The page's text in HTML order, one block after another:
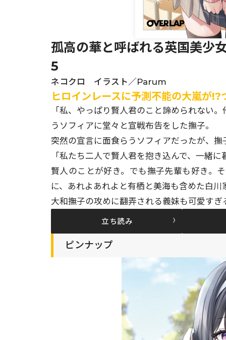
孤高の華と呼ばれる英国美少
5
ネコクロ イラスト／Parum
ヒロインレースに予測不能の大嵐が!?
「私、やっぱり賢人君のこと諦められない
うソフィアに堂々と宣戦布告をした撫子。
突然の宣言に面食らうソフィアだったが、
「私たち二人で賢人君を抱き込んで、一緒
賢人のことが好き。でも撫子先輩も好き。
に、あれよあれよと有栖と美海も含めた白川
大和撫子の攻めに翻弄される義妹も可愛す
立ち読み
ピンナップ